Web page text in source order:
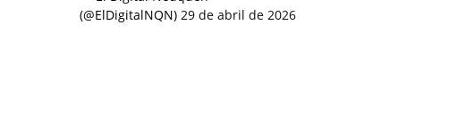
(@ElDigitalNQN) 29 de abril de 2026